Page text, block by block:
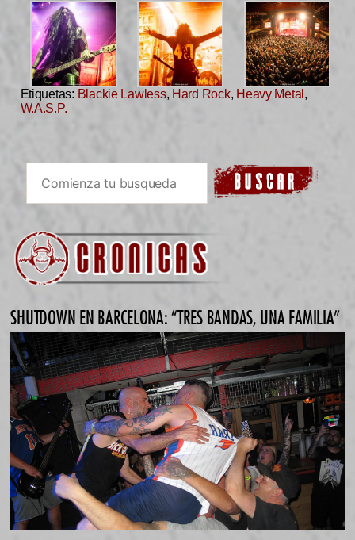
Etiquetas: Blackie Lawless, Hard Rock, Heavy Metal ,
W.A.S.P.
SHUTDOWN EN BARCELONA: “TRES BANDAS, UNA FAMILIA”